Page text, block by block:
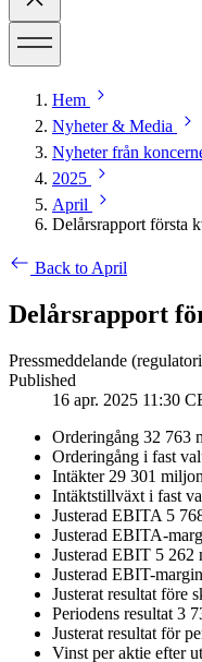
Hem
Nyheter & Media
Nyheter från
2025
April
Delårsrapport första
Back to April
Delårsrapport
Pressmeddelande
Published
16 apr. 2025 11:30
Orderingång 32 763
Orderingång i fast
Intäkter 29 301
Intäktstillväxt i fast
Justerad EBITA 5
Justerad EBITA-
Justerad EBIT 5
Justerad EBIT-
Justerat resultat före
Periodens resultat 3
Justerat resultat för
Vinst per aktie efter